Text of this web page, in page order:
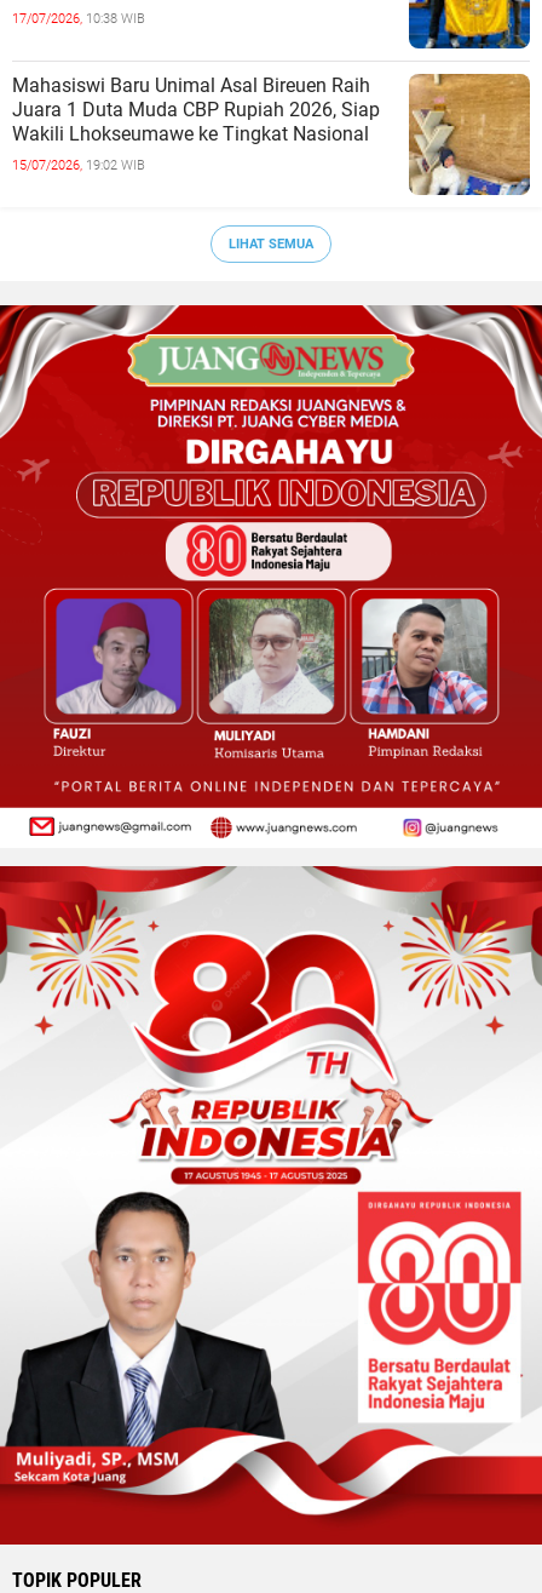
17/07/2026, 10:38 WIB
Mahasiswi Baru Unimal Asal Bireuen Raih
Juara 1 Duta Muda CBP Rupiah 2026, Siap
Wakili Lhokseumawe ke Tingkat Nasional
15/07/2026, 19:02 WIB
LIHAT SEMUA
TOPIK POPULER